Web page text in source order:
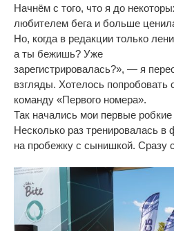
Начнём с того, что я до
любителем бега и больше
Но, когда в редакции только
а ты бежишь? Уже
зарегистрировалась?», — я
взгляды. Хотелось попробовать
команду «Первого номера».
Так начались мои первые
Несколько раз тренировалась в
на пробежку с сынишкой. Сразу